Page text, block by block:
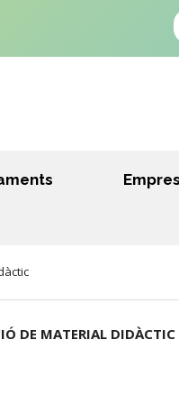
DE MATERIAL DIDÀCTIC